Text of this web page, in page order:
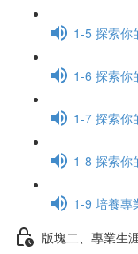
1-5 探索你
1-6 探索你
1-7 探索你
1-8 探索你
1-9 培養專
版塊二、專業生